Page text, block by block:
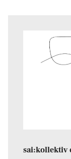
sai:kollektiv